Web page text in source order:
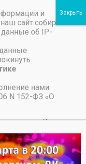
и
сайт собирает
данные об IP-
нами
N 152-ФЗ «О